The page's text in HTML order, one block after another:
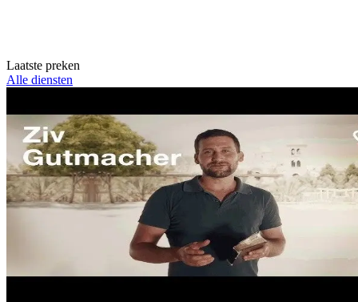
Laatste preken
Alle diensten